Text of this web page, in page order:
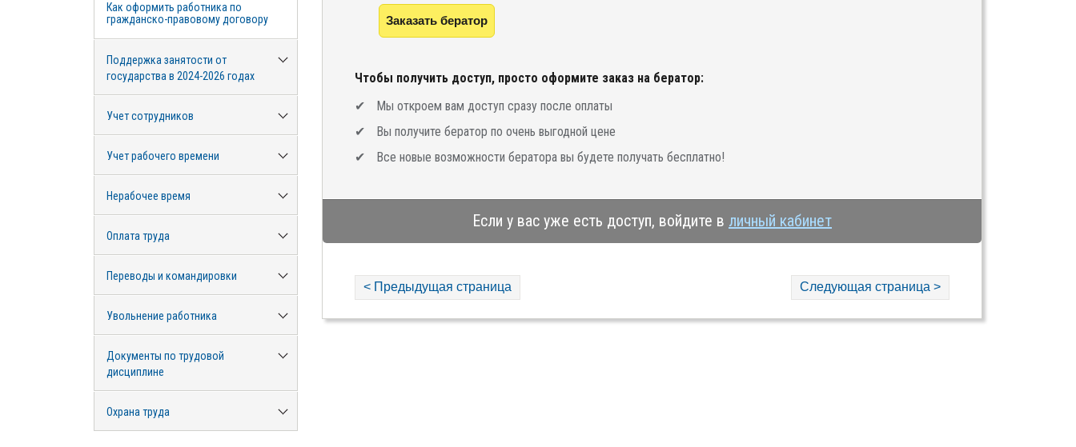
Заказать бератор
Чтобы получить доступ, просто оформите заказ на бератор:
Мы откроем вам доступ сразу после оплаты
Вы получите бератор по очень выгодной цене
Все новые возможности бератора вы будете получать бесплатно!
Если у вас уже есть доступ, войдите в личный кабинет
< Предыдущая страница Следующая страница >
Как оформить работника по
гражданско-правовому договору
Поддержка занятости от
государства в 2024-2026 годах
Учет сотрудников
Учет рабочего времени
Нерабочее время
Оплата труда
Переводы и командировки
Увольнение работника
Документы по трудовой
дисциплине
Охрана труда